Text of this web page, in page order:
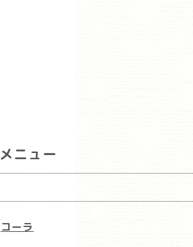
メニュー
コーラ